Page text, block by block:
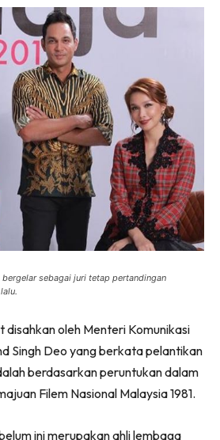
bergelar sebagai juri tetap pertandingan
oleh Menteri Komunikasi
Singh Deo yang berkata pelantikan
berdasarkan peruntukan dalam
Filem Nasional Malaysia 1981.
ini merupakan ahli lembaga